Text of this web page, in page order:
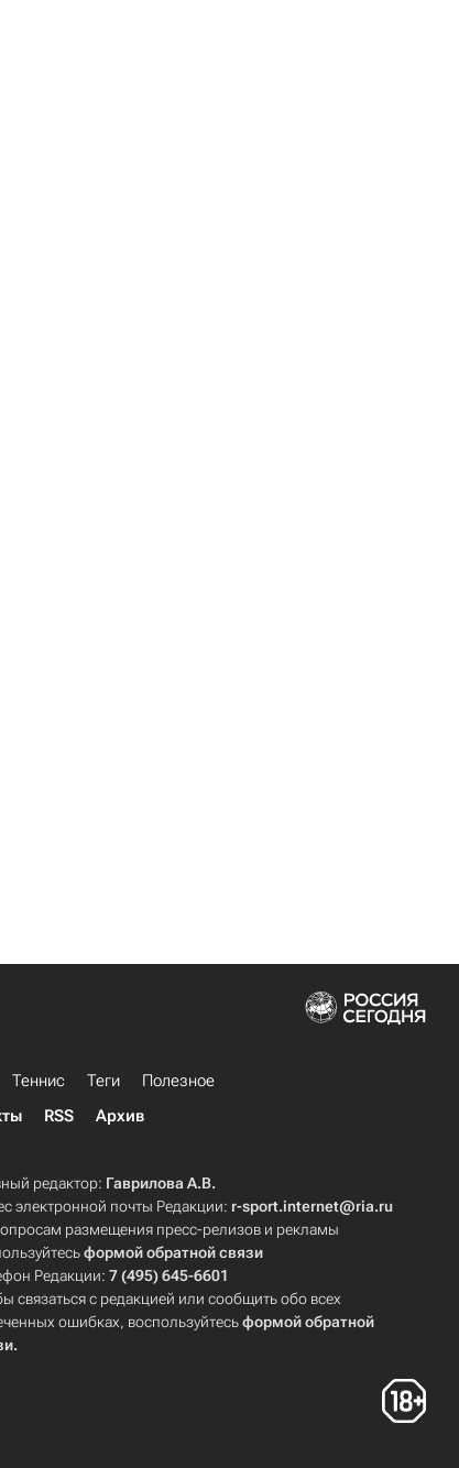
Теннис Теги
Полезное
RSS Архив
редактор: Гаврилова А.В.
электронной почты Редакции: r-sport.internet@ria.ru
размещения пресс-релизов и рекламы
формой обратной связи
Редакции:7 (495) 645-6601
связаться с редакцией или сообщить обо всех
ошибках, воспользуйтесьформой обратной
.